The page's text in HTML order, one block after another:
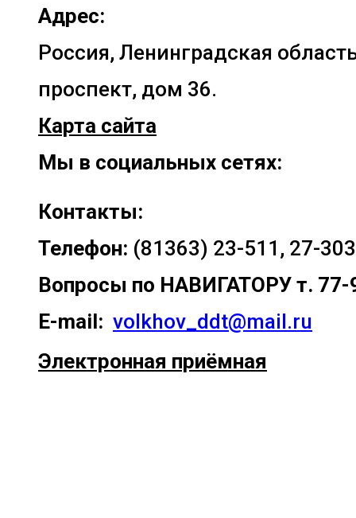
Адрес:
Россия, Ленинградская
проспект, дом 36.
Карта сайта
Мы в социальных сетях:
Контакты:
Телефон: (81363) 23-511, 27-303
Вопросы по НАВИГАТОРУ т. 77-
E-mail: volkhov_ddt@mail.ru
Электронная приёмная